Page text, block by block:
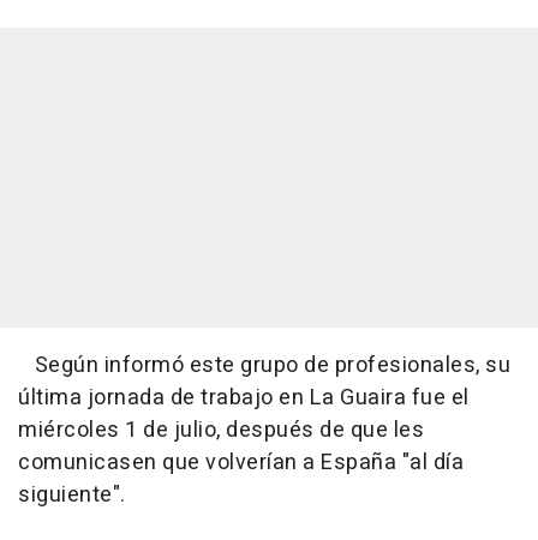
Según informó este grupo de profesionales, su
última jornada de trabajo en La Guaira fue el
miércoles 1 de julio, después de que les
comunicasen que volverían a España "al día
siguiente".